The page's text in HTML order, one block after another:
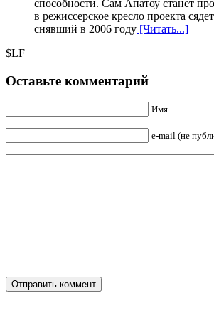
способности. Сам Апатоу станет
в режиссерское кресло проекта
снявший в 2006 году [Читать...]
$LF
Оставьте комментарий
Имя
e-mail (не